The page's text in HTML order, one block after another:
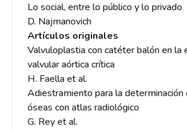
Lo social, entre lo público y lo privado
D. Najmanovich
Artículos originales
Valvuloplastia con catéter balón en la
valvular aórtica crítica
H. Faella et al.
Adiestramiento para la determinación
óseas con atlas radiológico
G. Rey et al.